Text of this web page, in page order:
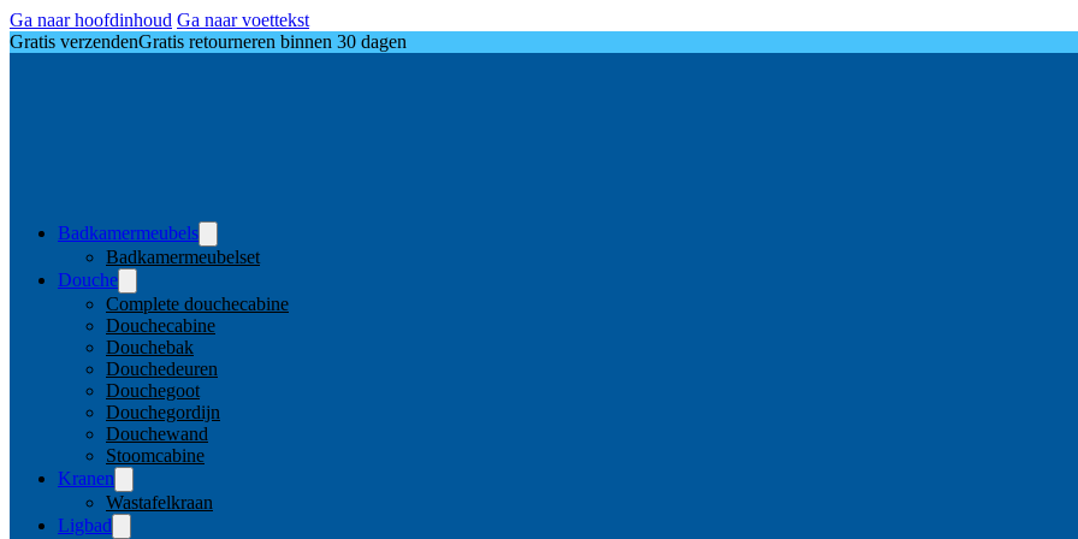
Ga naar hoofdinhoud Ga naar voettekst
Gratis verzendenGratis retourneren binnen 30 dagen
Badkamermeubels
Badkamermeubelset
Douche
Complete douchecabine
Douchecabine
Douchebak
Douchedeuren
Douchegoot
Douchegordijn
Douchewand
Stoomcabine
Kranen
Wastafelkraan
Ligbad